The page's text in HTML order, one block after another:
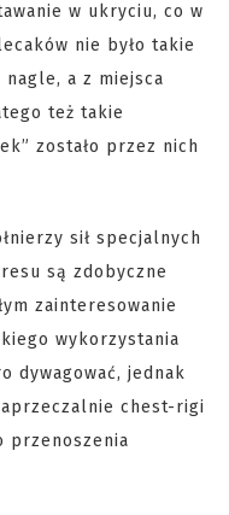
w ukryciu, co w
nie było takie
a z miejsca
też takie
zostało przez nich
sił specjalnych
są zdobyczne
zainteresowanie
wykorzystania
dywagować, jednak
chest-rigi
przenoszenia